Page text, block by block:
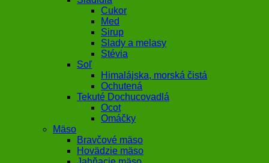
Cukor
Med
Sirup
Slady a melasy
Stévia
Soľ
Himalájska, morská čistá
Ochutená
Tekuté Dochucovadlá
Ocot
Omáčky
Mäso
Bravčové mäso
Hovädzie mäso